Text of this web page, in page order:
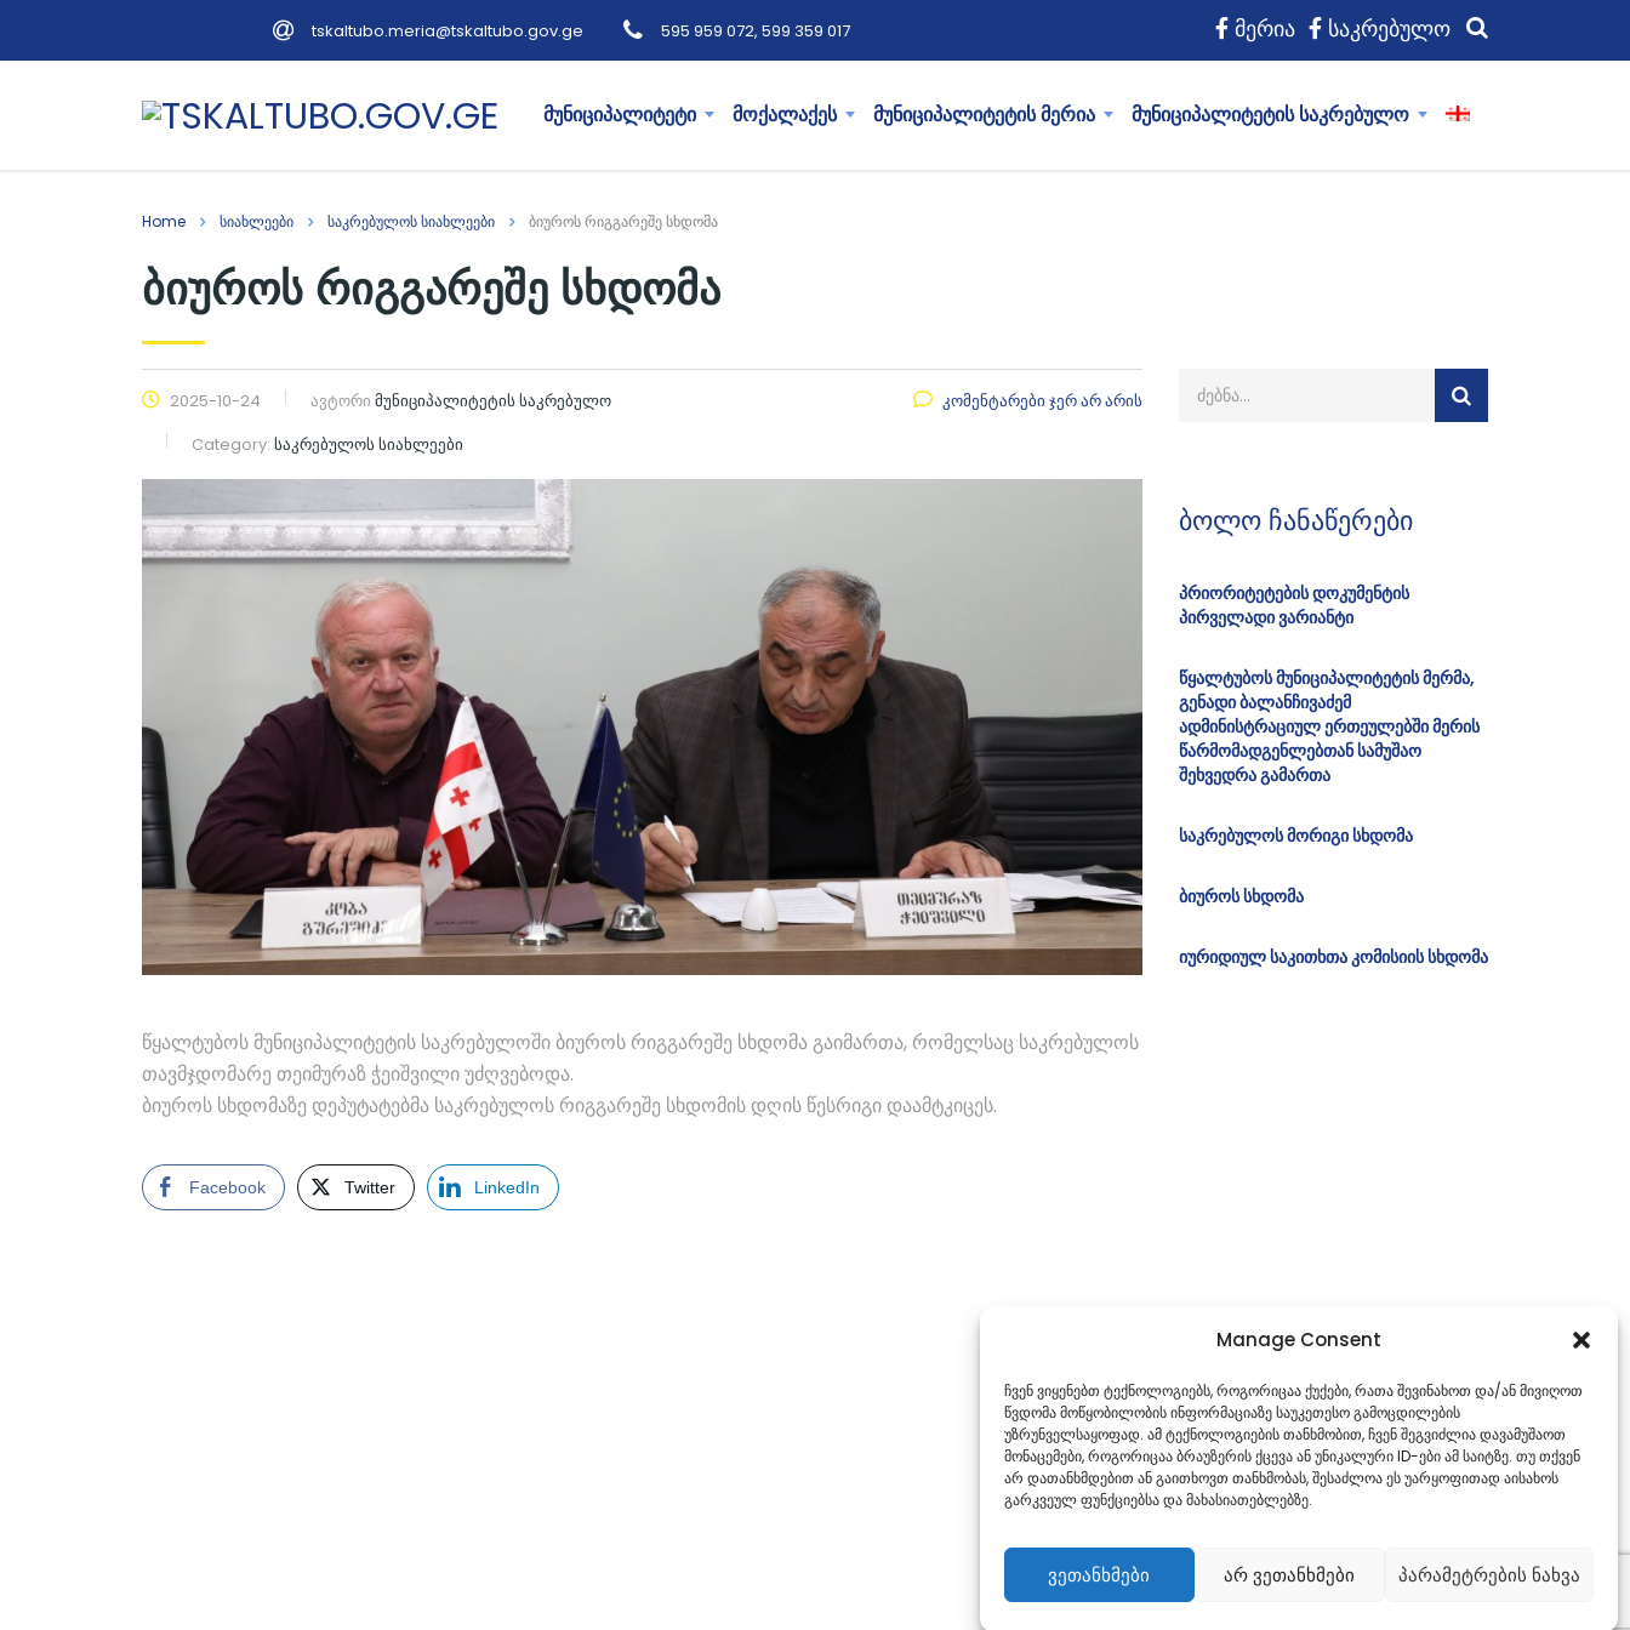
Manage Consent
ჩვენ ვიყენებთ ტექნოლოგიებს, როგორიცაა ქუქები, რათა შევინახოთ და/ან მივიღოთ
წვდომა მოწყობილობის ინფორმაციაზე საუკეთესო გამოცდილების
უზრუნველსაყოფად. ამ ტექნოლოგიების თანხმობით, ჩვენ შეგვიძლია დავამუშაოთ
მონაცემები, როგორიცაა ბრაუზერის ქცევა ან უნიკალური ID-ები ამ საიტზე. თუ თქვენ
არ დათანხმდებით ან გაითხოვთ თანხმობას, შესაძლოა ეს უარყოფითად აისახოს
გარკვეულ ფუნქციებსა და მახასიათებლებზე.
ვეთანხმები არ ვეთანხმები პარამეტრების ნახვა
tskaltubo.meria@tskaltubo.gov.ge 595 959 072, 599 359 017 მერია საკრებულო
მუნიციპალიტეტი მოქალაქეს მუნიციპალიტეტის მერია მუნიციპალიტეტის საკრებულო
Home სიახლეები საკრებულოს სიახლეები ბიუროს რიგგარეშე სხდომა
ბიუროს რიგგარეშე სხდომა
2025-10-24 ავტორი მუნიციპალიტეტის საკრებულო
Category: საკრებულოს სიახლეები
კომენტარები ჯერ არ არის
წყალტუბოს მუნიციპალიტეტის საკრებულოში ბიუროს რიგგარეშე სხდომა გაიმართა, რომელსაც საკრებულოს
თავმჯდომარე თეიმურაზ ჭეიშვილი უძღვებოდა.
ბიუროს სხდომაზე დეპუტატებმა საკრებულოს რიგგარეშე სხდომის დღის წესრიგი დაამტკიცეს.
Facebook Twitter LinkedIn
ბოლო ჩანაწერები
პრიორიტეტების დოკუმენტის
პირველადი ვარიანტი
წყალტუბოს მუნიციპალიტეტის მერმა,
გენადი ბალანჩივაძემ
ადმინისტრაციულ ერთეულებში მერის
წარმომადგენლებთან სამუშაო
შეხვედრა გამართა
საკრებულოს მორიგი სხდომა
ბიუროს სხდომა
იურიდიულ საკითხთა კომისიის სხდომა